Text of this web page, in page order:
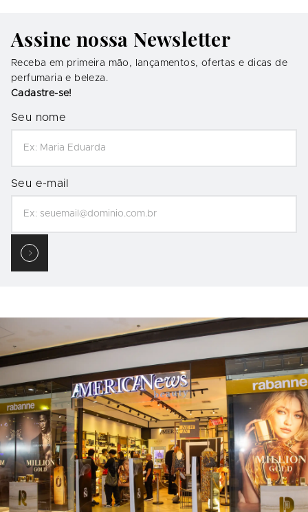
Assine nossa Newsletter
Receba em primeira mão, lançamentos, ofertas e dicas de
perfumaria e beleza.
Cadastre-se!
Seu nome
Seu e-mail